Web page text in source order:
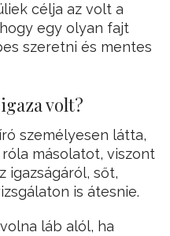
célja az volt a
egy olyan fajt
szeretni és mentes
volt?
személyesen látta,
másolatot, viszont
igazságáról, sőt,
is átesnie.
láb alól, ha